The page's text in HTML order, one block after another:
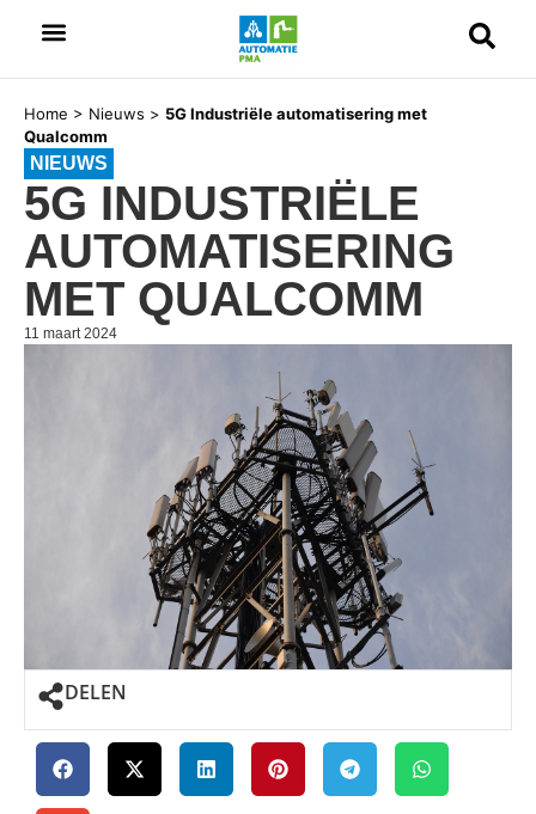
Home > Nieuws > 5G Industriële automatisering met
Qualcomm
NIEUWS
5G INDUSTRIËLE
AUTOMATISERING
MET QUALCOMM
11 maart 2024
DELEN